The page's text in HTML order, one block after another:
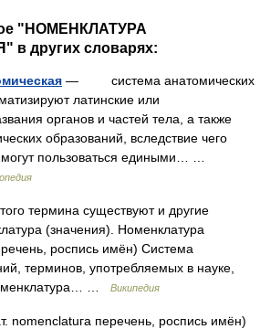
"НОМЕНКЛАТУРА
других словарях:
— система анатомических
латинские или
органов и частей тела, а также
образований, вследствие чего
пользоваться едиными… …
термина существуют и другие
(значения). Номенклатура
роспись имён) Система
терминов, употребляемых в науке,
…
Википедия
nomenclatuга перечень, роспись имён)